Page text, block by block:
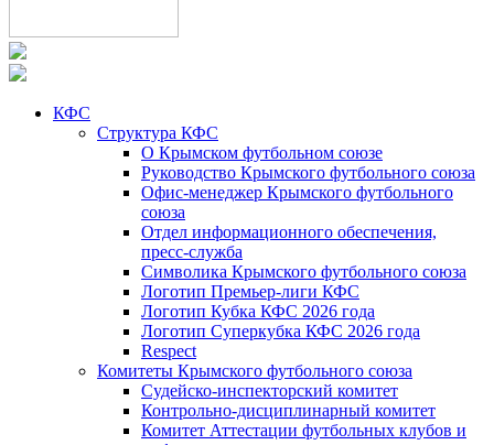
КФС
Структура КФС
О Крымском футбольном союзе
Руководство Крымского футбольного союза
Офис-менеджер Крымского футбольного
союза
Отдел информационного обеспечения,
пресс-служба
Символика Крымского футбольного союза
Логотип Премьер-лиги КФС
Логотип Кубка КФС 2026 года
Логотип Суперкубка КФС 2026 года
Respect
Комитеты Крымского футбольного союза
Судейско-инспекторский комитет
Контрольно-дисциплинарный комитет
Комитет Аттестации футбольных клубов и